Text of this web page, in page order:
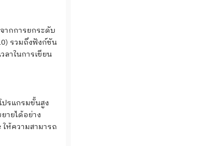
ากการยกระดับ
รวมถึงฟังก์ชัน
ลาในการเขียน
รแกรมขั้นสูง
ายได้อย่าง
ห้ความสามารถ